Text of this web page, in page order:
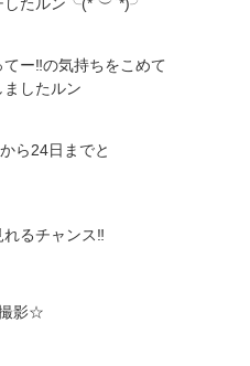
したルン╰(*´︶`*)╯
ー‼️の気持ちをこめて
したルン
ら24日までと
るチャンス‼️
影☆